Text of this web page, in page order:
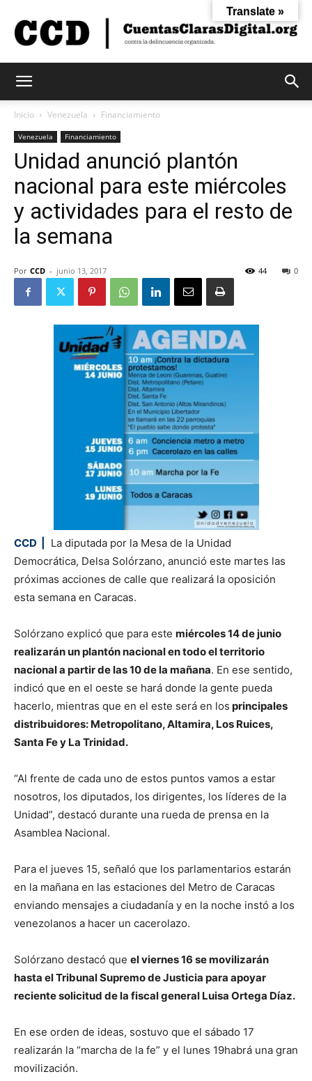
Claras
Digital
Inicio Venezuela Financiamiento
Venezuela Financiamiento
Unidad anunció plantón
nacional para este miércoles
y actividades para el resto de
la semana
Por CCD - junio 13, 2017 0
44
CCD |
La diputada por la Mesa de la Unidad
Democrática, Delsa Solórzano, anunció este martes las
próximas acciones de calle que realizará la oposición
esta semana en Caracas.
Solórzano explicó que para este miércoles 14 de junio
realizarán un plantón nacional en todo el territorio
nacional a partir de las 10 de la mañana. En ese sentido,
indicó que en el oeste se hará donde la gente pueda
hacerlo, mientras que en el este será en los principales
distribuidores: Metropolitano, Altamira, Los Ruices,
Santa Fe y La Trinidad.
“Al frente de cada uno de estos puntos vamos a estar
nosotros, los diputados, los dirigentes, los líderes de la
Unidad”, destacó durante una rueda de prensa en la
Asamblea Nacional.
Para el jueves 15, señaló que los parlamentarios estarán
en la mañana en las estaciones del Metro de Caracas
enviando mensajes a ciudadanía y en la noche instó a los
venezolanos a hacer un cacerolazo.
Solórzano destacó que el viernes 16 se movilizarán
hasta el Tribunal Supremo de Justicia para apoyar
reciente solicitud de la fiscal general Luisa Ortega Díaz.
En ese orden de ideas, sostuvo que el sábado 17
realizarán la “marcha de la fe” y el lunes 19habrá una gran
movilización.
Translate »